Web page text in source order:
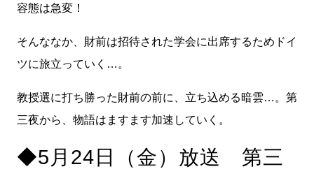
容態は急変！
そんななか、財前は招待された学会に出席するためドイ
ツに旅立っていく…。
教授選に打ち勝った財前の前に、立ち込める暗雲…。第
三夜から、物語はますます加速していく。
◆5月24日（金）放送 第三